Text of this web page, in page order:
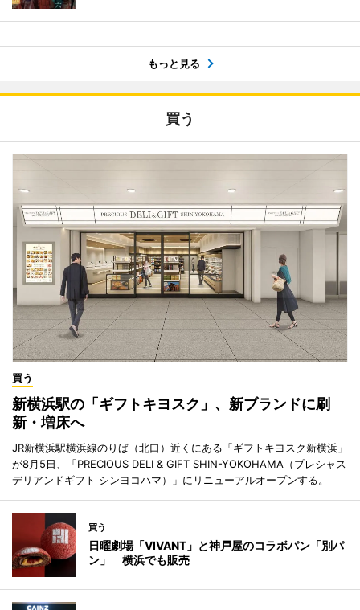
もっと見る
買う
買う
新横浜駅の「ギフトキヨスク」、新ブランドに刷
新・増床へ
JR新横浜駅横浜線のりば（北口）近くにある「ギフトキヨスク新横浜」
が8月5日、「PRECIOUS DELI & GIFT SHIN-YOKOHAMA（プレシャス
デリアンドギフト シンヨコハマ）」にリニューアルオープンする。
買う
日曜劇場「VIVANT」と神戸屋のコラボパン「別パ
ン」 横浜でも販売